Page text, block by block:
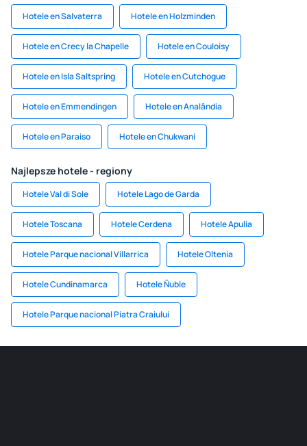
Hotele en Salvaterra Hotele en Holzminden
Hotele en Crecy la Chapelle Hotele en Couloisy
Hotele en Isla Saltspring Hotele en Cutchogue
Hotele en Emmendingen Hotele en Analândia
Hotele en Paraiso Hotele en Chukwani
Najlepsze hotele - regiony
Hotele Val di Sole Hotele Lago de Garda
Hotele Toscana Hotele Cerdena Hotele Apulia
Hotele Parque nacional Villarrica Hotele Oltenia
Hotele Cundinamarca Hotele Ñuble
Hotele Parque nacional Piatra Craiului